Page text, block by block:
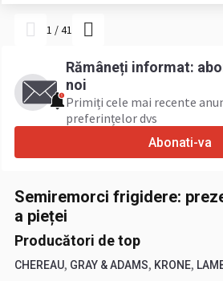
1 /41
Rămâneți informat:
noi
Primiți cele mai recente
preferințelor dvs
Abonati-va
Semiremorci frigidere:
a pieței
Producători de top
CHEREAU, GRAY & ADAMS, KRONE,